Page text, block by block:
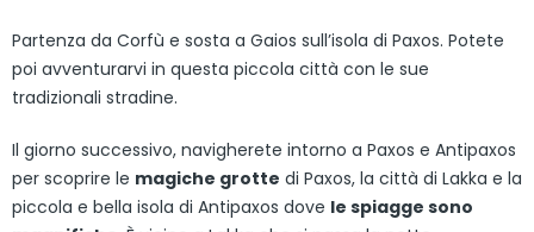
Partenza da Corfù e sosta a Gaios sull’isola di Paxos. Potete
poi avventurarvi in questa piccola città con le sue
tradizionali stradine.
Il giorno successivo, navigherete intorno a Paxos e Antipaxos
per scoprire le magiche grotte di Paxos, la città di Lakka e la
piccola e bella isola di Antipaxos dove le spiagge sono